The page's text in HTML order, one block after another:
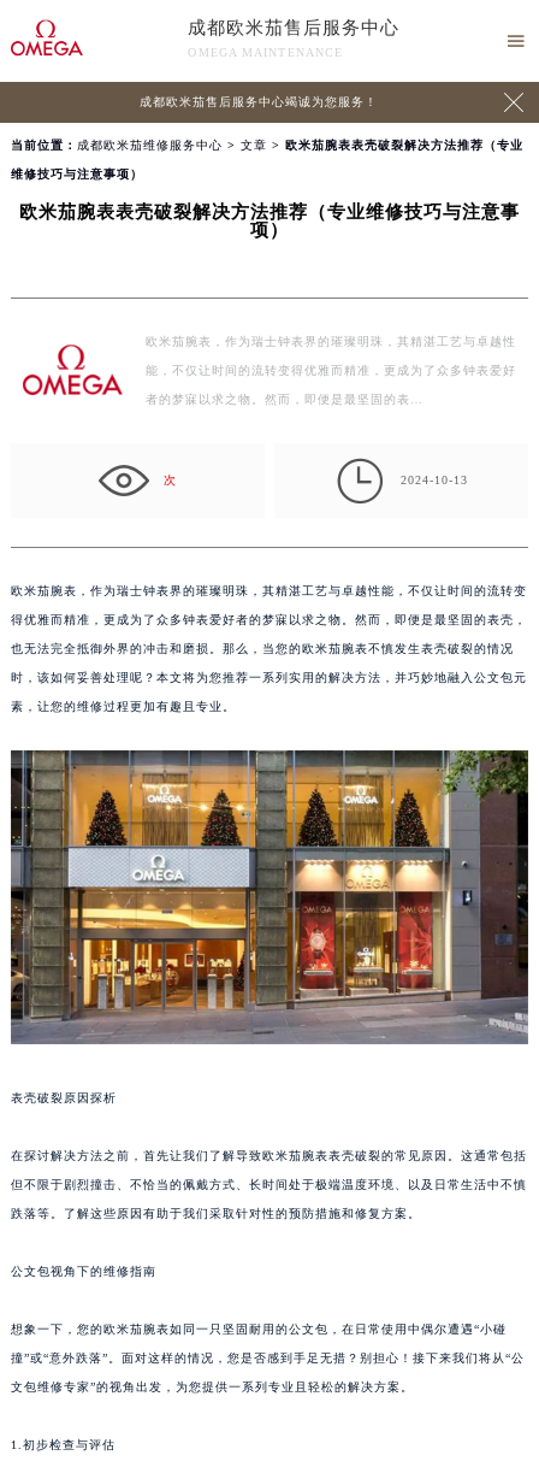
成都欧米茄售后服务中心
OMEGA MAINTENANCE

成都欧米茄售后服务中心竭诚为您服务！ 
当前位置： 成都欧米茄维修服务中心 > 文章 > 欧米茄腕表表壳破裂解决方法推荐（专业
维修技巧与注意事项）
欧米茄腕表表壳破裂解决方法推荐（专业维修技巧与注意事
项）
欧米茄腕表，作为瑞士钟表界的璀璨明珠，其精湛工艺与卓越性
能，不仅让时间的流转变得优雅而精准，更成为了众多钟表爱好
者的梦寐以求之物。然而，即便是最坚固的表…
次  2024-10-13
欧米茄腕表，作为瑞士钟表界的璀璨明珠，其精湛工艺与卓越性能，不仅让时间的流转变
得优雅而精准，更成为了众多钟表爱好者的梦寐以求之物。然而，即便是最坚固的表壳，
也无法完全抵御外界的冲击和磨损。那么，当您的欧米茄腕表不慎发生表壳破裂的情况
时，该如何妥善处理呢？本文将为您推荐一系列实用的解决方法，并巧妙地融入公文包元
素，让您的维修过程更加有趣且专业。
表壳破裂原因探析
在探讨解决方法之前，首先让我们了解导致欧米茄腕表表壳破裂的常见原因。这通常包括
但不限于剧烈撞击、不恰当的佩戴方式、长时间处于极端温度环境、以及日常生活中不慎
跌落等。了解这些原因有助于我们采取针对性的预防措施和修复方案。
公文包视角下的维修指南
想象一下，您的欧米茄腕表如同一只坚固耐用的公文包，在日常使用中偶尔遭遇“小碰
撞”或“意外跌落”。面对这样的情况，您是否感到手足无措？别担心！接下来我们将从“公
文包维修专家”的视角出发，为您提供一系列专业且轻松的解决方案。
1.初步检查与评估